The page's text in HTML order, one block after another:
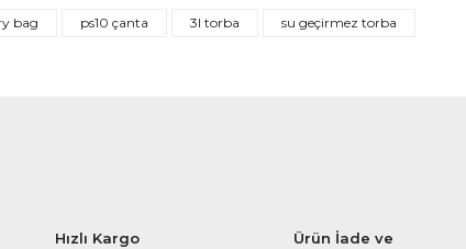
bag ps10 çanta 3l torba
su geçirmez torba
Hızlı Kargo
Ürün İade ve